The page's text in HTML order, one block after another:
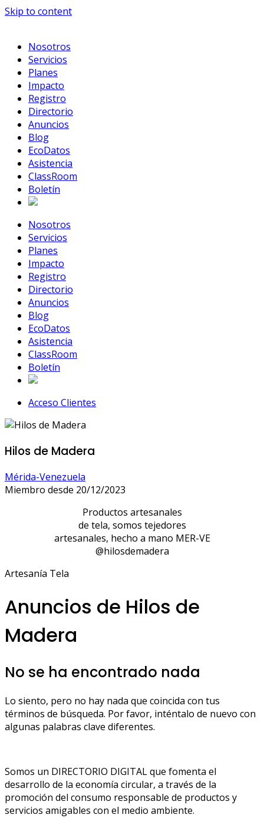
Skip to content
Nosotros
Servicios
Planes
Impacto
Registro
Directorio
Anuncios
Blog
EcoDatos
Asistencia
ClassRoom
Boletín
Nosotros
Servicios
Planes
Impacto
Registro
Directorio
Anuncios
Blog
EcoDatos
Asistencia
ClassRoom
Boletín
Acceso Clientes
Hilos de Madera
Mérida-Venezuela
Miembro desde 20/12/2023
Productos artesanales
de tela, somos tejedores
artesanales, hecho a mano MER-VE
@hilosdemadera
Artesanía Tela
Anuncios de Hilos de
Madera
No se ha encontrado nada
Lo siento, pero no hay nada que coincida con tus
términos de búsqueda. Por favor, inténtalo de nuevo con
algunas palabras clave diferentes.
Somos un DIRECTORIO DIGITAL que fomenta el
desarrollo de la economía circular, a través de la
promoción del consumo responsable de productos y
servicios amigables con el medio ambiente.